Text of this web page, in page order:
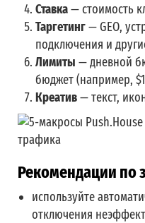
Ставка— стоимость
Таргетинг— GEO,
подключения и
Лимиты — дневной
бюджет (например,
Креатив— текст,
Рекомендации по
используйте
отключения